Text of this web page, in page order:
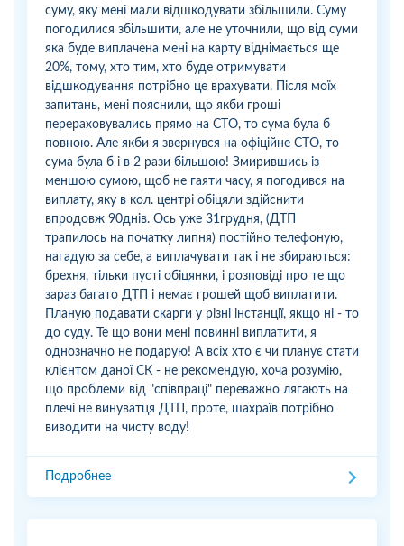
суму, яку мені мали відшкодувати збільшили. Суму
погодилися збільшити, але не уточнили, що від суми
яка буде виплачена мені на карту віднімається ще
20%, тому, хто тим, хто буде отримувати
відшкодування потрібно це врахувати. Після моїх
запитань, мені пояснили, що якби гроші
перераховувались прямо на СТО, то сума була б
повною. Але якби я звернувся на офіційне СТО, то
сума була б і в 2 рази більшою! Змирившись із
меншою сумою, щоб не гаяти часу, я погодився на
виплату, яку в кол. центрі обіцяли здійснити
впродовж 90днів. Ось уже 31грудня, (ДТП
трапилось на початку липня) постійно телефоную,
нагадую за себе, а виплачувати так і не збираються:
брехня, тільки пусті обіцянки, і розповіді про те що
зараз багато ДТП і немає грошей щоб виплатити.
Планую подавати скарги у різні інстанції, якщо ні - то
до суду. Те що вони мені повинні виплатити, я
однозначно не подарую! А всіх хто є чи планує стати
клієнтом даної СК - не рекомендую, хоча розумію,
що проблеми від "співпраці" переважно лягають на
плечі не винуватця ДТП, проте, шахраїв потрібно
виводити на чисту воду!
Подробнее